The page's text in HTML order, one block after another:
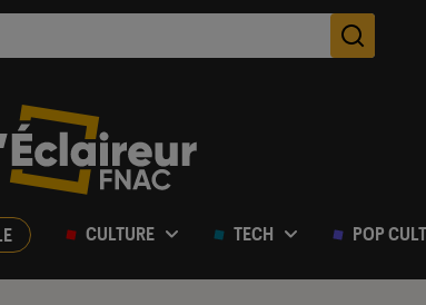
Des
CULTURE TECH POP